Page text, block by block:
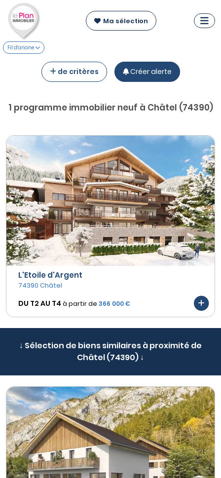
Ma sélection
Fil d'ariane
de critères Créer alerte
1 programme immobilier neuf à Châtel (74390)
L'Etoile d'Argent
74390 Châtel
DU T2 AU T4 à partir de 366 000 €
↓ Sélection de biens similaires à proximité de
Châtel (74390) ↓